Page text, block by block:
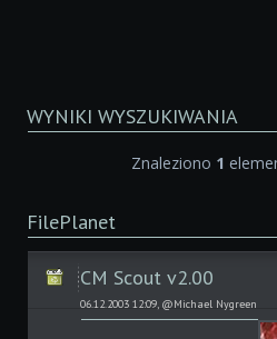
WYNIKI WYSZUKIWANIA
Znaleziono 1
FilePlanet
CM Scout v2.00
06.12.2003 12:09, @Michael Nygreen